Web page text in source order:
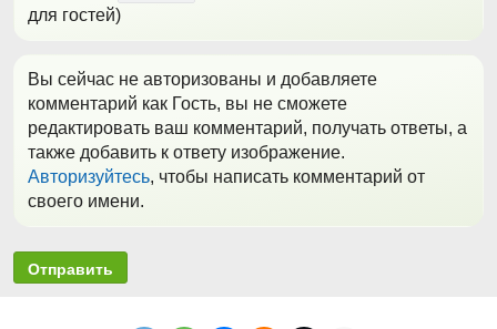
для гостей)
Вы сейчас не авторизованы и добавляете
комментарий как Гость, вы не сможете
редактировать ваш комментарий, получать ответы, а
также добавить к ответу изображение.
Авторизуйтесь, чтобы написать комментарий от
своего имени.
Отправить